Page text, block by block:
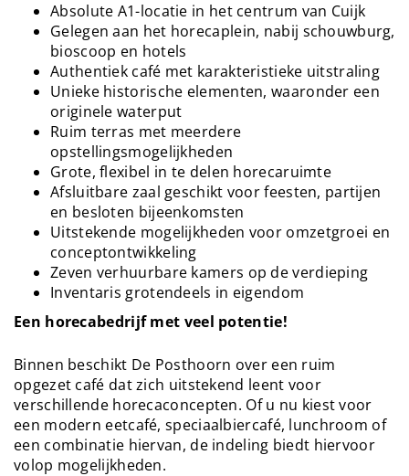
Absolute A1-locatie in het centrum van Cuijk
Gelegen aan het horecaplein, nabij schouwburg,
bioscoop en hotels
Authentiek café met karakteristieke uitstraling
Unieke historische elementen, waaronder een
originele waterput
Ruim terras met meerdere
opstellingsmogelijkheden
Grote, flexibel in te delen horecaruimte
Afsluitbare zaal geschikt voor feesten, partijen
en besloten bijeenkomsten
Uitstekende mogelijkheden voor omzetgroei en
conceptontwikkeling
Zeven verhuurbare kamers op de verdieping
Inventaris grotendeels in eigendom
Een horecabedrijf met veel potentie!
Binnen beschikt De Posthoorn over een ruim
opgezet café dat zich uitstekend leent voor
verschillende horecaconcepten. Of u nu kiest voor
een modern eetcafé, speciaalbiercafé, lunchroom of
een combinatie hiervan, de indeling biedt hiervoor
volop mogelijkheden.